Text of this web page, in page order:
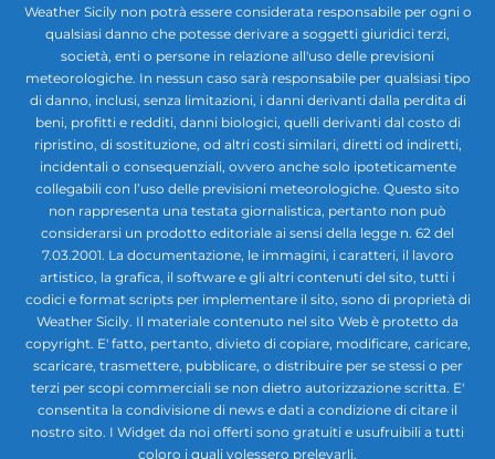
Weather Sicily non potrà essere considerata responsabile per ogni o
qualsiasi danno che potesse derivare a soggetti giuridici terzi,
società, enti o persone in relazione all'uso delle previsioni
meteorologiche. In nessun caso sarà responsabile per qualsiasi tipo
di danno, inclusi, senza limitazioni, i danni derivanti dalla perdita di
beni, profitti e redditi, danni biologici, quelli derivanti dal costo di
ripristino, di sostituzione, od altri costi similari, diretti od indiretti,
incidentali o consequenziali, ovvero anche solo ipoteticamente
collegabili con l’uso delle previsioni meteorologiche. Questo sito
non rappresenta una testata giornalistica, pertanto non può
considerarsi un prodotto editoriale ai sensi della legge n. 62 del
7.03.2001. La documentazione, le immagini, i caratteri, il lavoro
artistico, la grafica, il software e gli altri contenuti del sito, tutti i
codici e format scripts per implementare il sito, sono di proprietà di
Weather Sicily. Il materiale contenuto nel sito Web è protetto da
copyright. E' fatto, pertanto, divieto di copiare, modificare, caricare,
scaricare, trasmettere, pubblicare, o distribuire per se stessi o per
terzi per scopi commerciali se non dietro autorizzazione scritta. E'
consentita la condivisione di news e dati a condizione di citare il
nostro sito. I Widget da noi offerti sono gratuiti e usufruibili a tutti
coloro i quali volessero prelevarli.